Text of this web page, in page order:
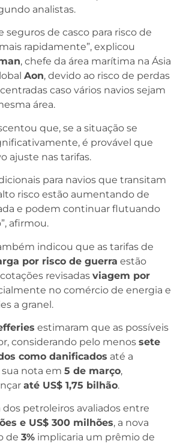
analistas.
seguros de casco para risco de
rapidamente”, explicou
, chefe da área marítima na Ásia
Aon, devido ao risco de perdas
caso vários navios sejam
área.
que, se a situação se
é provável que
ajuste nas tarifas.
para navios que transitam
risco estão aumentando de
e podem continuar flutuando
afirmou.
indicou que as tarifas de
por risco de guerra estão
revisadas viagem por
no comércio de energia e
a granel.
estimaram que as possíveis
considerando pelo menos sete
como danificados até a
nota em 5 de março,
até US$ 1,75 bilhão.
dos petroleiros avaliados entre
e US$ 300 milhões, a nova
de 3% implicaria um prêmio de